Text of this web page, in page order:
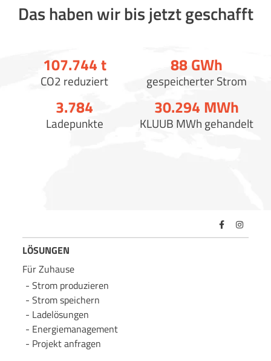
Das haben wir bis jetzt geschafft
107.750t
CO2 reduziert
88GWh
gespeicherter Strom
3.790
Ladepunkte
30.300 MWh
KLUUB MWh gehandelt
LÖSUNGEN
Für Zuhause
Strom produzieren
Strom speichern
Lade­lösungen
Energie­management
Projekt anfragen